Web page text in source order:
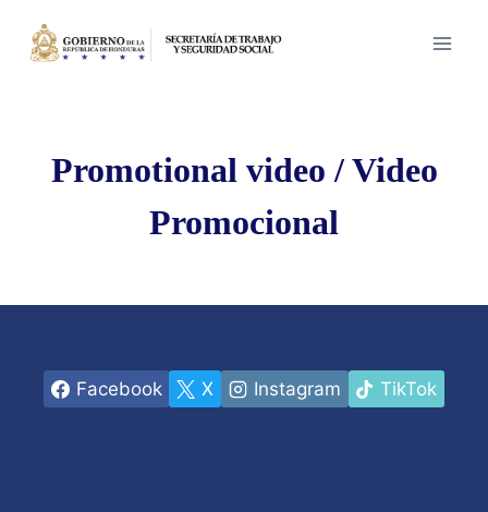
Promotional video / Video
Promocional
Facebook X Instagram TikTok